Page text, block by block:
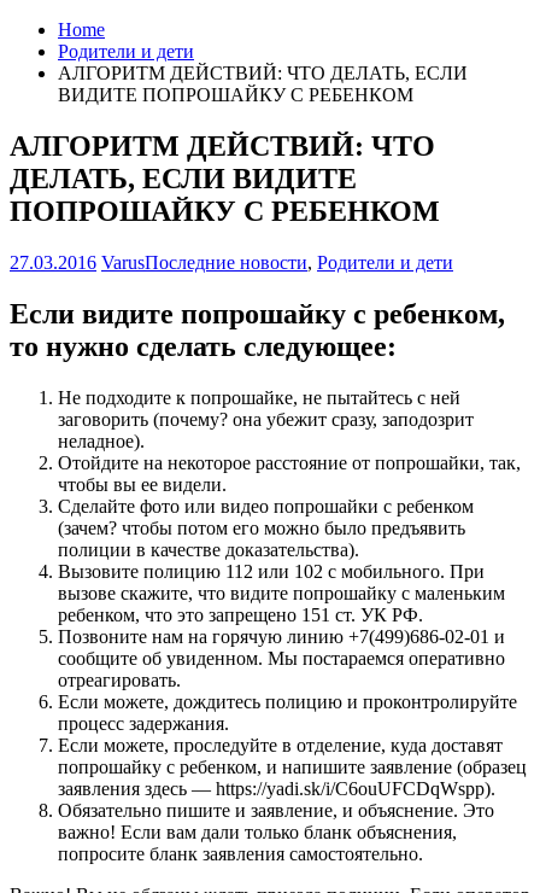
Home
Родители и дети
АЛГОРИТМ ДЕЙСТВИЙ: ЧТО ДЕЛАТЬ, ЕСЛИ
ВИДИТЕ ПОПРОШАЙКУ С РЕБЕНКОМ
АЛГОРИТМ ДЕЙСТВИЙ: ЧТО
ДЕЛАТЬ, ЕСЛИ ВИДИТЕ
ПОПРОШАЙКУ С РЕБЕНКОМ
27.03.2016 VarusПоследние новости, Родители и дети
Если видите попрошайку с ребенком,
то нужно сделать следующее:
Не подходите к попрошайке, не пытайтесь с ней
заговорить (почему? она убежит сразу, заподозрит
неладное).
Отойдите на некоторое расстояние от попрошайки, так,
чтобы вы ее видели.
Сделайте фото или видео попрошайки с ребенком
(зачем? чтобы потом его можно было предъявить
полиции в качестве доказательства).
Вызовите полицию 112 или 102 с мобильного. При
вызове скажите, что видите попрошайку с маленьким
ребенком, что это запрещено 151 ст. УК РФ.
Позвоните нам на горячую линию +7(499)686-02-01 и
сообщите об увиденном. Мы постараемся оперативно
отреагировать.
Если можете, дождитесь полицию и проконтролируйте
процесс задержания.
Если можете, проследуйте в отделение, куда доставят
попрошайку с ребенком, и напишите заявление (образец
заявления здесь — https://yadi.sk/i/C6ouUFCDqWspp).
Обязательно пишите и заявление, и объяснение. Это
важно! Если вам дали только бланк объяснения,
попросите бланк заявления самостоятельно.